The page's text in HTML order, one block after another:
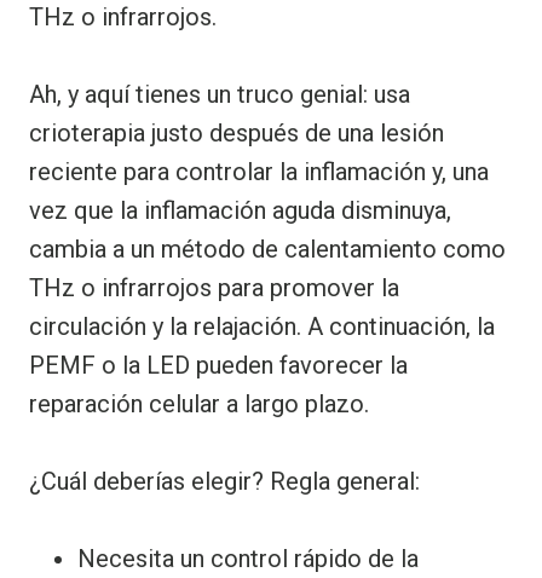
THz o infrarrojos.
Ah, y aquí tienes un truco genial: usa
crioterapia justo después de una lesión
reciente para controlar la inflamación y, una
vez que la inflamación aguda disminuya,
cambia a un método de calentamiento como
THz o infrarrojos para promover la
circulación y la relajación. A continuación, la
PEMF o la LED pueden favorecer la
reparación celular a largo plazo.
¿Cuál deberías elegir? Regla general:
Necesita un control rápido de la